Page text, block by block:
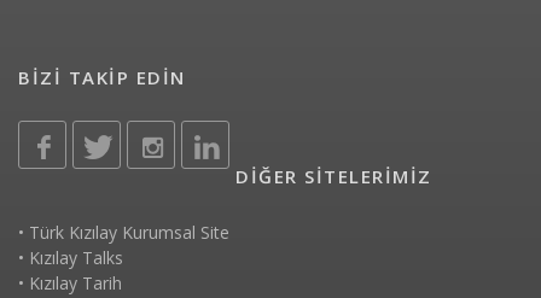
BİZİ TAKİP EDİN
DİĞER SİTELERİMİZ
• Türk Kızılay Kurumsal Site
• Kızılay Talks
• Kızılay Tarih